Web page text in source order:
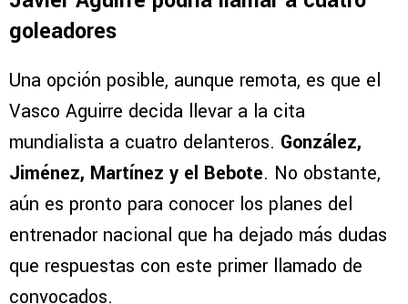
goleadores
Una opción posible, aunque remota, es que el
Vasco Aguirre decida llevar a la cita
mundialista a cuatro delanteros. González,
Jiménez, Martínez y el Bebote. No obstante,
aún es pronto para conocer los planes del
entrenador nacional que ha dejado más dudas
que respuestas con este primer llamado de
convocados.